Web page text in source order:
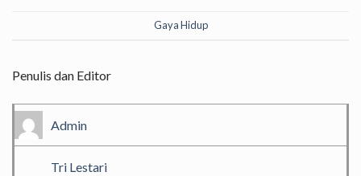
Gaya Hidup
Penulis dan Editor
Admin
Tri Lestari